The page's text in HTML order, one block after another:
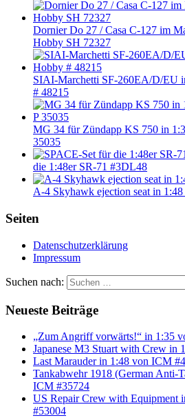
Dornier Do 27 / Casa C-127 im
Hobby SH 72327
SIAI-Marchetti SF-260EA/D/EU
# 48215
MG 34 für Zündapp KS 750 in
35035
die 1:48er SR-71 #3DL48
A-4 Skyhawk ejection seat in
Seiten
Datenschutzerklärung
Impressum
Suchen nach:
Neueste Beiträge
„Zum Angriff vorwärts!“ in 1:35
Japanese M3 Stuart with Crew in
Last Marauder in 1:48 von ICM
Tankabwehr 1918 (German Anti-
ICM #35724
US Repair Crew with Equipment
#53004